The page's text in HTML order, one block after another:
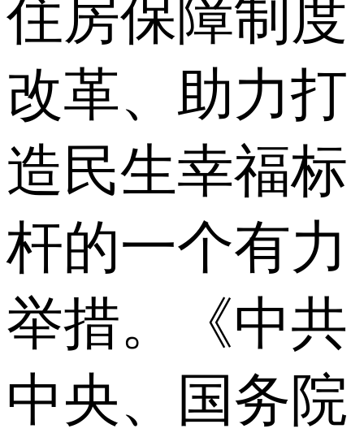
住房保障制度
改革、助力打
造民生幸福标
杆的一个有力
举措。《中共
中央、国务院